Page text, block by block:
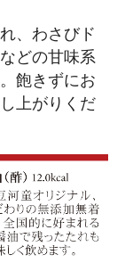
、わさびド
どの甘味系
飽きずにお
上がりくだ